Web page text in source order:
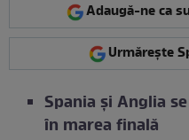
Adaugă-ne ca
Urmărește
Spania și Anglia
în marea finală